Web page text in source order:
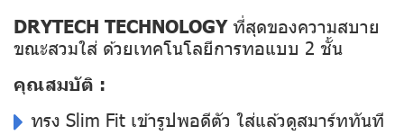
DRYTECH TECHNOLOGYที่สุดของความสบาย
ขณะสวมใส่ ด้วยเทคโนโลยีการทอแบบ 2 ชั้น
คุณสมบัติ :
ทรง Slim Fit เข้ารูปพอดีตัว ใส่แล้วดูสมาร์ททันที